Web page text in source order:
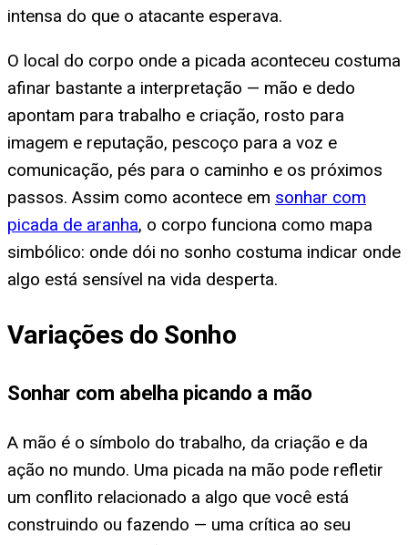
intensa do que o atacante esperava.
O local do corpo onde a picada aconteceu costuma
afinar bastante a interpretação — mão e dedo
apontam para trabalho e criação, rosto para
imagem e reputação, pescoço para a voz e
comunicação, pés para o caminho e os próximos
passos. Assim como acontece em sonhar com
picada de aranha, o corpo funciona como mapa
simbólico: onde dói no sonho costuma indicar onde
algo está sensível na vida desperta.
Variações do Sonho
Sonhar com abelha picando a mão
A mão é o símbolo do trabalho, da criação e da
ação no mundo. Uma picada na mão pode refletir
um conflito relacionado a algo que você está
construindo ou fazendo — uma crítica ao seu